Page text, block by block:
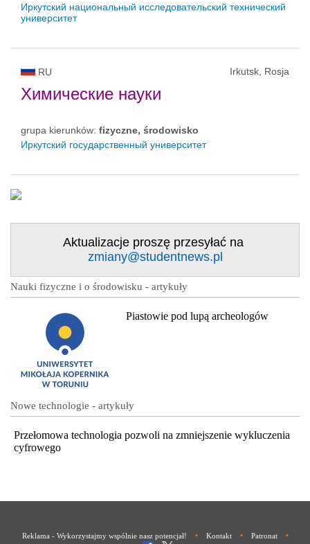
Иркутский национальный исследовательский технический
университет
RU Irkutsk, Rosja
Химические науки
grupa kierunków: fizyczne, środowisko
Иркутский государственный университет
Aktualizacje proszę przesyłać na
zmiany@studentnews.pl
Nauki fizyczne i o środowisku - artykuły
Piastowie pod lupą archeologów
Nowe technologie - artykuły
Przełomowa technologia pozwoli na zmniejszenie wykluczenia
cyfrowego
Reklama - Wykorzystajmy wspólnie nasz potencjał! • Kontakt • Patronat •